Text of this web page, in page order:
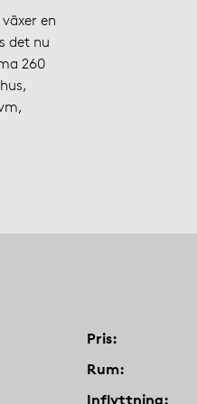
en
det nu
260
Pris
Rum
Inflyttning